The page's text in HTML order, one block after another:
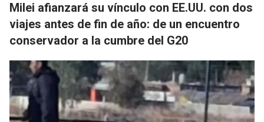
Milei afianzará su vínculo con EE.UU. con dos
viajes antes de fin de año: de un encuentro
conservador a la cumbre del G20